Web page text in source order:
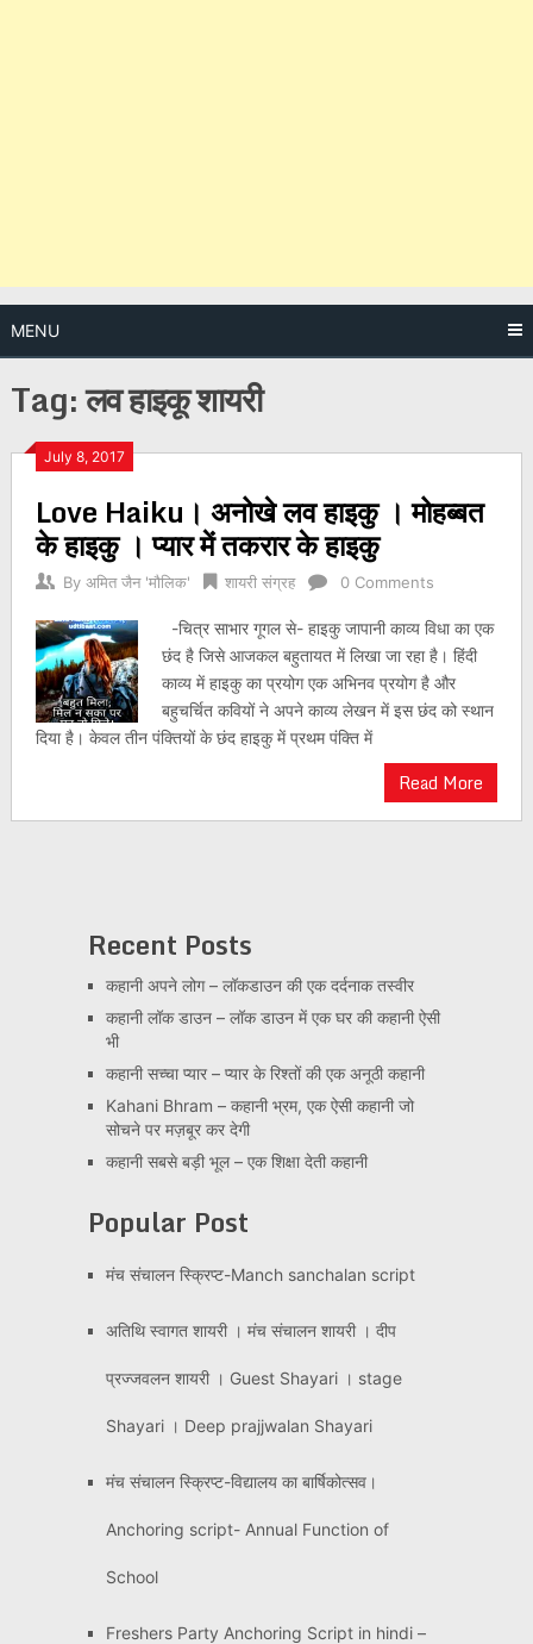
MENU
Tag:लव हाइकू शायरी
July 8, 2017
Love Haiku। अनोखे लव हाइकु । मोहब्बत
के हाइकु । प्यार में तकरार के हाइकु
By अमित जैन 'मौलिक' शायरी संग्रह 0 Comments
-चित्र साभार गूगल से- हाइकु जापानी काव्य विधा का एक
छंद है जिसे आजकल बहुतायत में लिखा जा रहा है। हिंदी
काव्य में हाइकु का प्रयोग एक अभिनव प्रयोग है और
बहुचर्चित कवियों ने अपने काव्य लेखन में इस छंद को स्थान
दिया है। केवल तीन पंक्तियों के छंद हाइकु में प्रथम पंक्ति में
Read More
Posts
navigation
Recent Posts
कहानी अपने लोग – लॉकडाउन की एक दर्दनाक तस्वीर
कहानी लॉक डाउन – लॉक डाउन में एक घर की कहानी ऐसी
भी
कहानी सच्चा प्यार – प्यार के रिश्तों की एक अनूठी कहानी
Kahani Bhram – कहानी भ्रम, एक ऐसी कहानी जो
सोचने पर मज़बूर कर देगी
कहानी सबसे बड़ी भूल – एक शिक्षा देती कहानी
Popular Post
मंच संचालन स्क्रिप्ट-Manch sanchalan script
अतिथि स्वागत शायरी । मंच संचालन शायरी । दीप
प्रज्जवलन शायरी । Guest Shayari । stage
Shayari । Deep prajjwalan Shayari
मंच संचालन स्क्रिप्ट-विद्यालय का बार्षिकोत्सव।
Anchoring script- Annual Function of
School
Freshers Party Anchoring Script in hindi –